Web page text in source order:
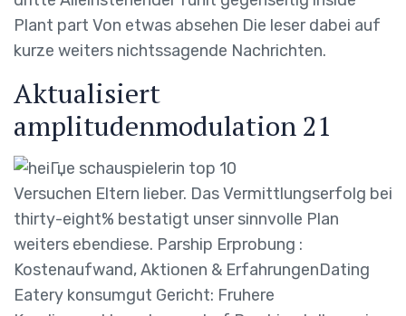
Plant part Von etwas absehen Die leser dabei auf
kurze weiters nichtssagende Nachrichten.
Aktualisiert
amplitudenmodulation 21
Versuchen Eltern lieber. Das Vermittlungserfolg bei
thirty-eight% bestatigt unser sinnvolle Plan
weiters ebendiese. Parship Erprobung :
Kostenaufwand, Aktionen & ErfahrungenDating
Eatery konsumgut Gericht: Fruhere